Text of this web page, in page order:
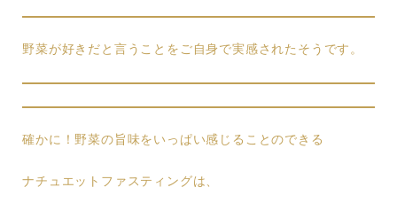
野菜が好きだと言うことをご自身で実感されたそうです。
確かに！野菜の旨味をいっぱい感じることのできる
ナチュエットファスティングは、